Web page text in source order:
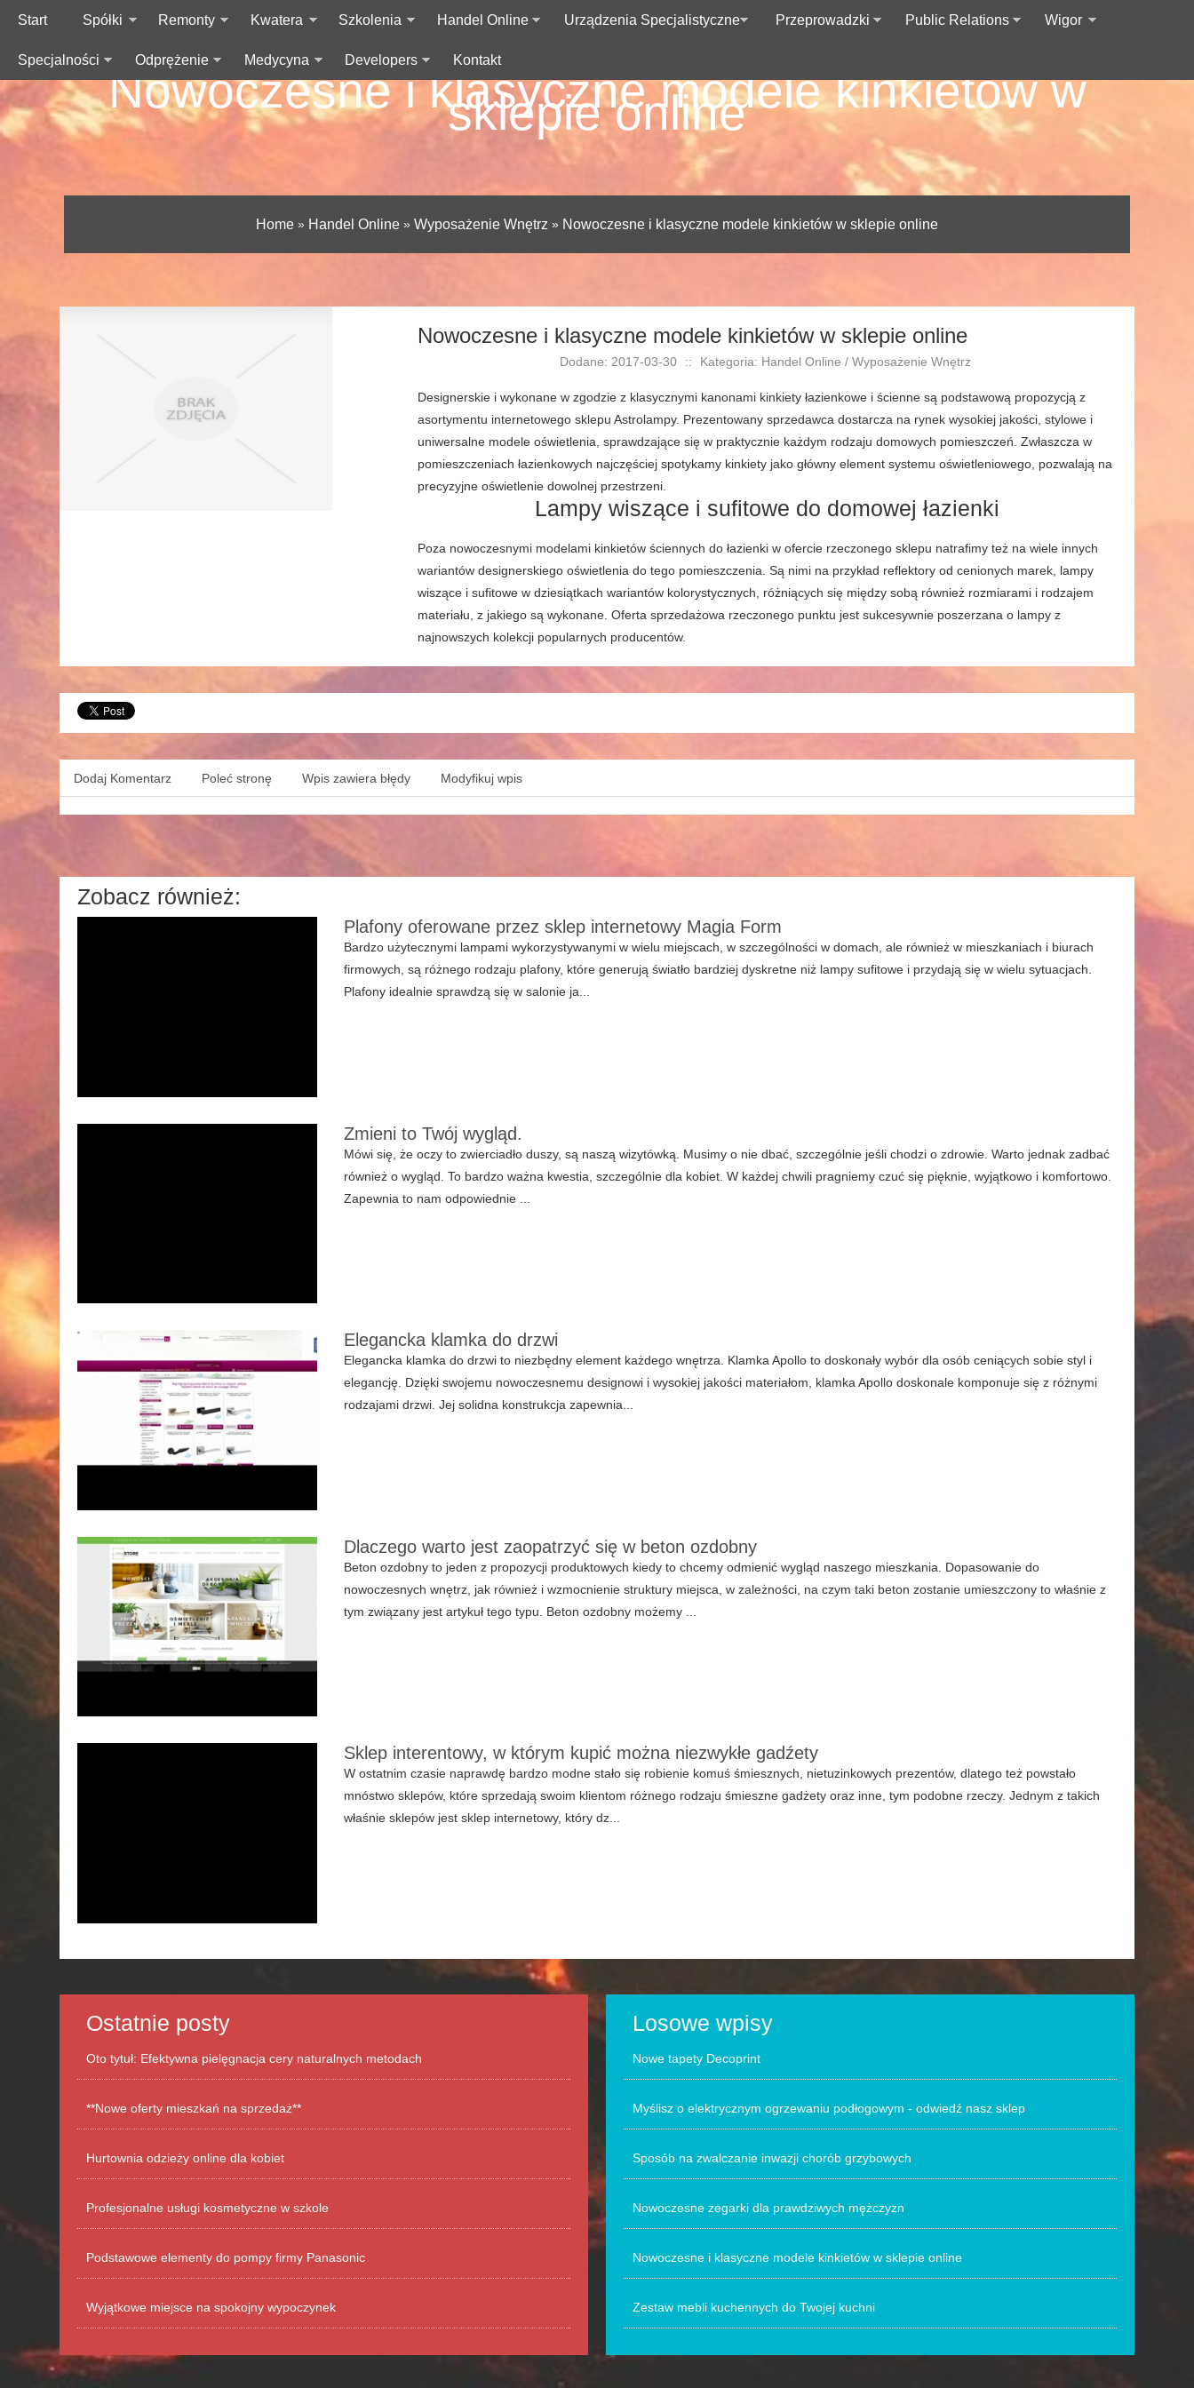
Start Spółki Remonty Kwatera Szkolenia Handel Online Urządzenia Specjalistyczne Przeprowadzki Public Relations Wigor
Specjalności Odprężenie Medycyna Developers Kontakt
Nowoczesne i klasyczne modele kinkietów w
sklepie online
Home » Handel Online » Wyposażenie Wnętrz » Nowoczesne i klasyczne modele kinkietów w sklepie online
Nowoczesne i klasyczne modele kinkietów w sklepie online
Dodane: 2017-03-30 :: Kategoria: Handel Online / Wyposażenie Wnętrz
Designerskie i wykonane w zgodzie z klasycznymi kanonami kinkiety łazienkowe i ścienne są podstawową propozycją z
asortymentu internetowego sklepu Astrolampy. Prezentowany sprzedawca dostarcza na rynek wysokiej jakości, stylowe i
uniwersalne modele oświetlenia, sprawdzające się w praktycznie każdym rodzaju domowych pomieszczeń. Zwłaszcza w
pomieszczeniach łazienkowych najczęściej spotykamy kinkiety jako główny element systemu oświetleniowego, pozwalają na
precyzyjne oświetlenie dowolnej przestrzeni.
Lampy wiszące i sufitowe do domowej łazienki
Poza nowoczesnymi modelami kinkietów ściennych do łazienki w ofercie rzeczonego sklepu natrafimy też na wiele innych
wariantów designerskiego oświetlenia do tego pomieszczenia. Są nimi na przykład reflektory od cenionych marek, lampy
wiszące i sufitowe w dziesiątkach wariantów kolorystycznych, różniących się między sobą również rozmiarami i rodzajem
materiału, z jakiego są wykonane. Oferta sprzedażowa rzeczonego punktu jest sukcesywnie poszerzana o lampy z
najnowszych kolekcji popularnych producentów.
Dodaj Komentarz Poleć stronę Wpis zawiera błędy Modyfikuj wpis
Zobacz również:
Plafony oferowane przez sklep internetowy Magia Form
Bardzo użytecznymi lampami wykorzystywanymi w wielu miejscach, w szczególności w domach, ale również w mieszkaniach i biurach
firmowych, są różnego rodzaju plafony, które generują światło bardziej dyskretne niż lampy sufitowe i przydają się w wielu sytuacjach.
Plafony idealnie sprawdzą się w salonie ja...
Zmieni to Twój wygląd.
Mówi się, że oczy to zwierciadło duszy, są naszą wizytówką. Musimy o nie dbać, szczególnie jeśli chodzi o zdrowie. Warto jednak zadbać
również o wygląd. To bardzo ważna kwestia, szczególnie dla kobiet. W każdej chwili pragniemy czuć się pięknie, wyjątkowo i komfortowo.
Zapewnia to nam odpowiednie ...
Elegancka klamka do drzwi
Elegancka klamka do drzwi to niezbędny element każdego wnętrza. Klamka Apollo to doskonały wybór dla osób ceniących sobie styl i
elegancję. Dzięki swojemu nowoczesnemu designowi i wysokiej jakości materiałom, klamka Apollo doskonale komponuje się z różnymi
rodzajami drzwi. Jej solidna konstrukcja zapewnia...
Dlaczego warto jest zaopatrzyć się w beton ozdobny
Beton ozdobny to jeden z propozycji produktowych kiedy to chcemy odmienić wygląd naszego mieszkania. Dopasowanie do
nowoczesnych wnętrz, jak również i wzmocnienie struktury miejsca, w zależności, na czym taki beton zostanie umieszczony to właśnie z
tym związany jest artykuł tego typu. Beton ozdobny możemy ...
Sklep interentowy, w którym kupić można niezwykłe gadźety
W ostatnim czasie naprawdę bardzo modne stało się robienie komuś śmiesznych, nietuzinkowych prezentów, dlatego też powstało
mnóstwo sklepów, które sprzedają swoim klientom różnego rodzaju śmieszne gadżety oraz inne, tym podobne rzeczy. Jednym z takich
właśnie sklepów jest sklep internetowy, który dz...
Ostatnie posty
Oto tytuł: Efektywna pielęgnacja cery naturalnych metodach
**Nowe oferty mieszkań na sprzedaż**
Hurtownia odzieży online dla kobiet
Profesjonalne usługi kosmetyczne w szkole
Podstawowe elementy do pompy firmy Panasonic
Wyjątkowe miejsce na spokojny wypoczynek
Losowe wpisy
Nowe tapety Decoprint
Myślisz o elektrycznym ogrzewaniu podłogowym - odwiedź nasz sklep
Sposób na zwalczanie inwazji chorób grzybowych
Nowoczesne zegarki dla prawdziwych mężczyzn
Nowoczesne i klasyczne modele kinkietów w sklepie online
Zestaw mebli kuchennych do Twojej kuchni